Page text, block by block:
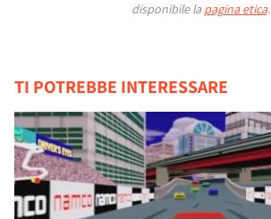
disponibile la pagina etica.
TI POTREBBE INTERESSARE